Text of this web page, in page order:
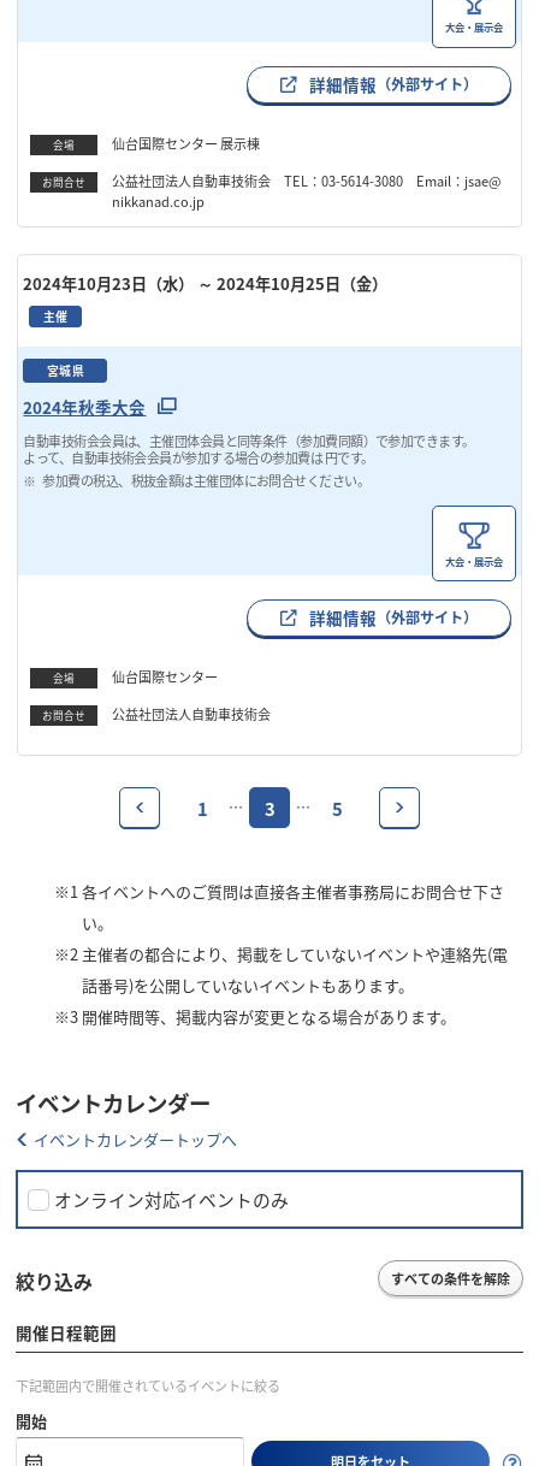
大会・展示会
詳細情報 （外部サイト）
会場 仙台国際センター 展示棟
お問合せ
公益社団法人自動車技術会 TEL：03-5614-3080 Email：jsae@
nikkanad.co.jp
2024年10月23日（水） ～ 2024年10月25日（金）
主催
宮城県
2024年秋季大会
自動車技術会会員は、主催団体会員と同等条件（参加費同額）で参加できます。
よって、自動車技術会会員が参加する場合の参加費は 円です。
参加費の税込、税抜金額は主催団体にお問合せください。
大会・展示会
詳細情報 （外部サイト）
会場 仙台国際センター
お問合せ 公益社団法人自動車技術会
1 … 3 … 5
※1各イベントへのご質問は直接各主催者事務局にお問合せ下さ
い。
※2 主催者の都合により、掲載をしていないイベントや連絡先(電
話番号)を公開していないイベントもあります。
※3 開催時間等、掲載内容が変更となる場合があります。
イベントカレンダー
イベントカレンダートップへ
オンライン対応イベントのみ
絞り込み すべての条件を解除
開催日程範囲
下記範囲内で開催されているイベントに絞る
開始
明日をセット